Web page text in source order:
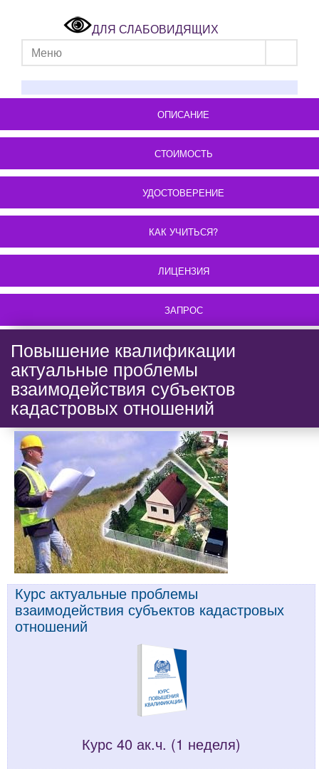
ДЛЯ СЛАБОВИДЯЩИХ
Меню
ОПИСАНИЕ
СТОИМОСТЬ
УДОСТОВЕРЕНИЕ
КАК УЧИТЬСЯ?
ЛИЦЕНЗИЯ
ЗАПРОС
Повышение квалификации
актуальные проблемы
взаимодействия субъектов
кадастровых отношений
Курс актуальные проблемы
взаимодействия субъектов кадастровых
отношений
Курс 40 ак.ч. (1 неделя)